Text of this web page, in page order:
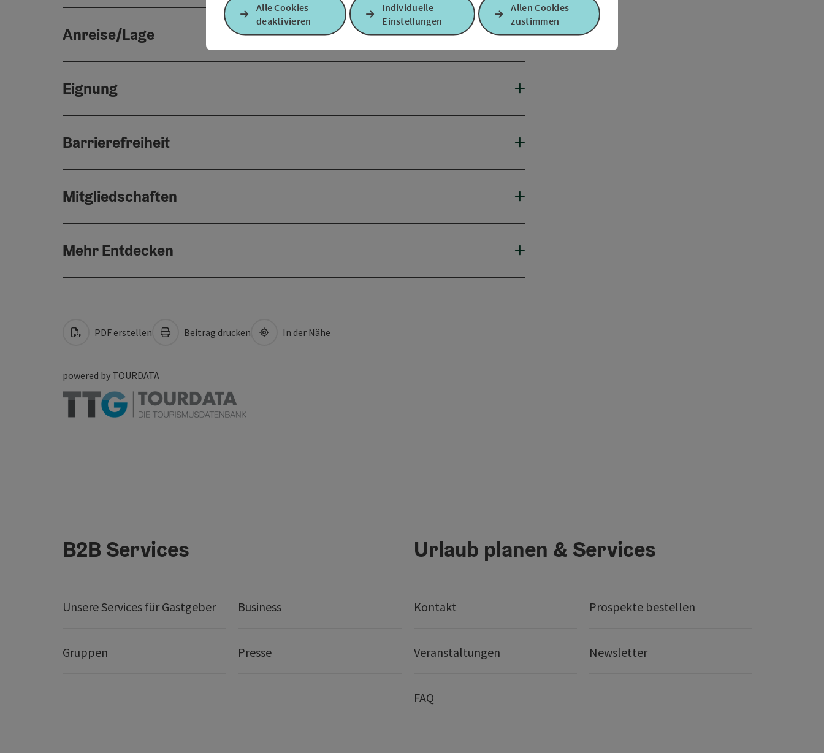
Anreise/Lage
Eignung
Barrierefreiheit
Mitgliedschaften
Mehr Entdecken
PDF erstellen Beitrag drucken In der Nähe
powered by TOURDATA
B2B Services
Unsere Services für Gastgeber Business
Gruppen Presse
Urlaub planen & Services
Kontakt Prospekte bestellen
Veranstaltungen Newsletter
FAQ
Alle Cookies
deaktivieren
Individuelle
Einstellungen
Allen Cookies
zustimmen